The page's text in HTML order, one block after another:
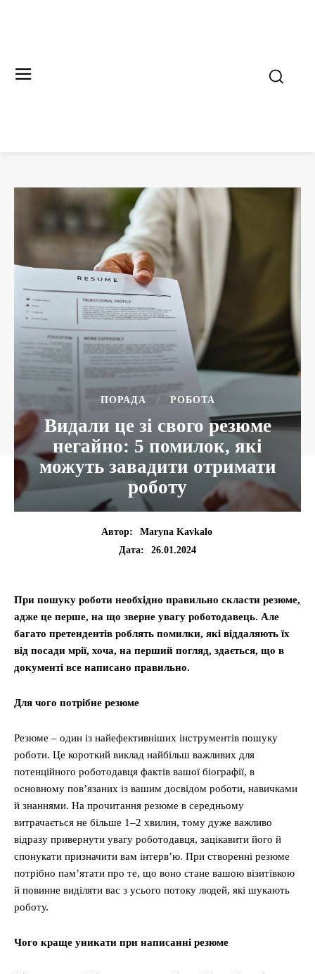
ПОРАДА РОБОТА
Видали це зі свого резюме
негайно: 5 помилок, які
можуть завадити отримати
роботу
Автор:
Maryna Kavkalo
Дата:
26.01.2024
При пошуку роботи необхідно правильно скласти резюме,
адже це перше, на що зверне увагу роботодавець. Але
багато претендентів роблять помилки, які віддаляють їх
від посади мрії, хоча, на перший погляд, здається, що в
документі все написано правильно.
Для чого потрібне резюме
Резюме – один із найефективніших інструментів пошуку
роботи. Це короткий виклад найбільш важливих для
потенційного роботодавця фактів вашої біографії, в
основному пов’язаних із вашим досвідом роботи, навичками
й знаннями. На прочитання резюме в середньому
витрачається не більше 1–2 хвилин, тому дуже важливо
відразу привернути увагу роботодавця, зацікавити його й
спонукати призначити вам інтерв’ю. При створенні резюме
потрібно пам’ятати про те, що воно стане вашою візитівкою
й повинне виділяти вас з усього потоку людей, які шукають
роботу.
Чого краще уникати при написанні резюме